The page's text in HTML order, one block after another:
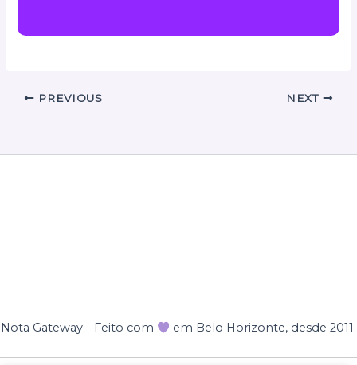
PREVIOUS NEXT
Nota Gateway - Feito com em Belo Horizonte, desde 2011.